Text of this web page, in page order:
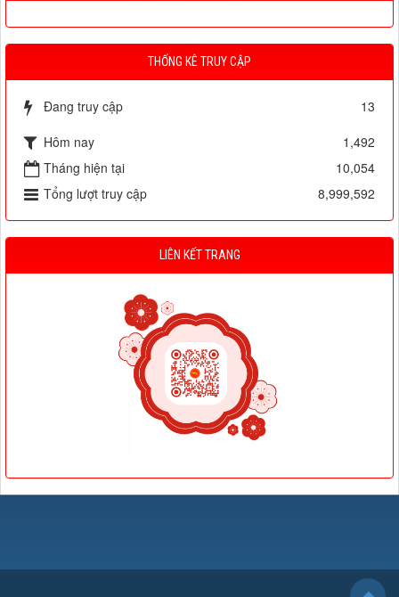
THỐNG KÊ TRUY CẬP
Đang truy cập
13
Hôm nay
1,492
Tháng hiện tại
10,054
Tổng lượt truy cập
8,999,592
LIÊN KẾT TRANG